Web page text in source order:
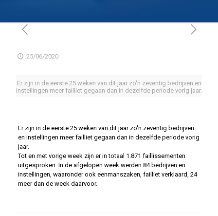
25/06/2020
Er zijn in de eerste 25 weken van dit jaar zo'n zeventig bedrijven en
instellingen meer failliet gegaan dan in dezelfde periode vorig jaar.
Er zijn in de eerste 25 weken van dit jaar zo'n zeventig bedrijven
en instellingen meer failliet gegaan dan in dezelfde periode vorig
jaar.
Tot en met vorige week zijn er in totaal 1.871 faillissementen
uitgesproken. In de afgelopen week werden 84 bedrijven en
instellingen, waaronder ook eenmanszaken, failliet verklaard, 24
meer dan de week daarvoor.